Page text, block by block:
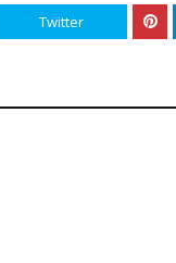
Twitter